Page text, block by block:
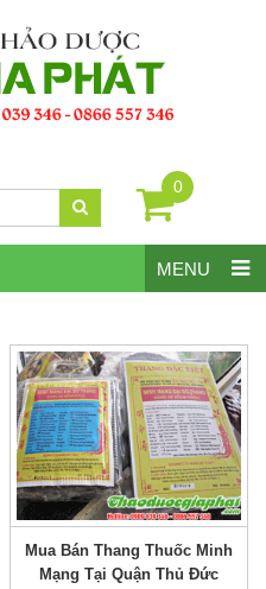
0
MENU
Mua Bán Thang Thuốc Minh
Mạng Tại Quận Thủ Đức